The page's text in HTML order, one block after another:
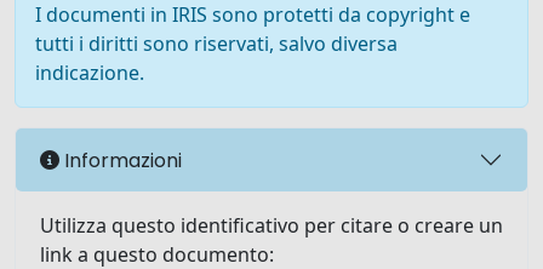
I documenti in IRIS sono protetti da copyright e
tutti i diritti sono riservati, salvo diversa
indicazione.
Informazioni
Utilizza questo identificativo per citare o creare un
link a questo documento: